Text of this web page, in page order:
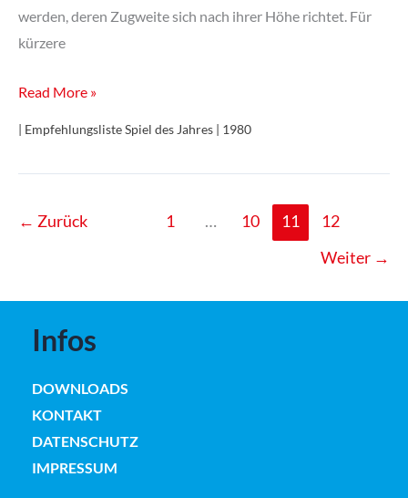
werden, deren Zugweite sich nach ihrer Höhe richtet. Für
kürzere
Focus
Read More »
| Empfehlungsliste Spiel des Jahres | 1980
← Zurück 1 … 10 11
12
Weiter →
Infos
DOWNLOADS
KONTAKT
DATENSCHUTZ
IMPRESSUM